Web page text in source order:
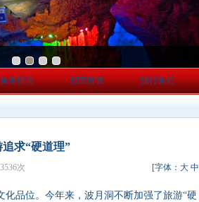
旅游指南 招商投资 随行游记
求“硬道理”
次 [字体： 大 中
品位。今年来，波月洞不断加强了旅游“硬